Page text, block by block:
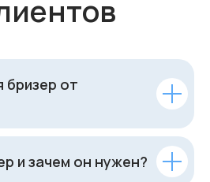
бризер от
и зачем он нужен?